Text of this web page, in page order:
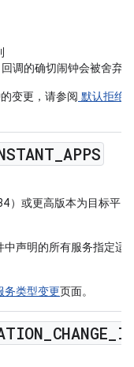
回调的确切闹钟会被舍弃。
变更，请参阅 默认拒绝
APPS
）或更高版本为目标平
声明的所有服务指定适
务类型变更页面。
CHANGE